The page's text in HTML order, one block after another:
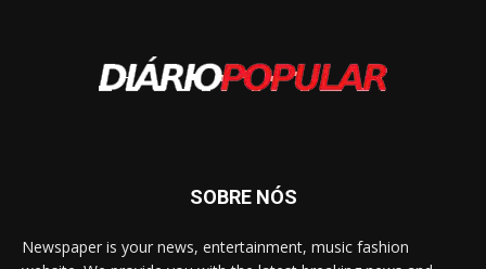
SOBRE NÓS
Newspaper is your news, entertainment, music fashion